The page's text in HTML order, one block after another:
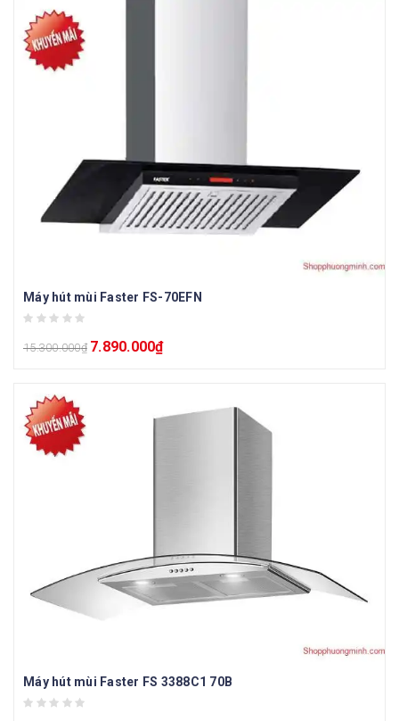
Máy hút mùi Faster FS-70EFN
15.300.000₫ 7.890.000₫
Máy hút mùi Faster FS 3388C1 70B